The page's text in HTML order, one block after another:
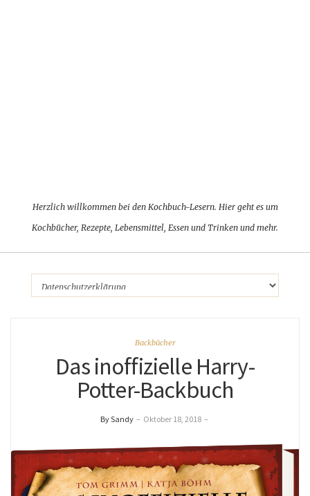
Herzlich willkommen bei den Kochbuch-Lesern. Hier geht es um
Kochbücher, Rezepte, Lebensmittel, Essen und Trinken und mehr.
Backbücher
Das inoffizielle Harry-
Potter-Backbuch
By Sandy – Oktober 18, 2018 –